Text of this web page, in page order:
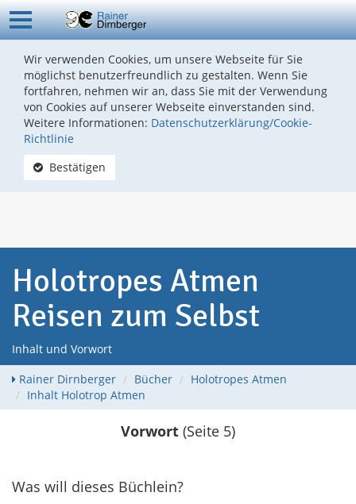
Wir verwenden Cookies, um unsere Webseite für Sie
möglichst benutzerfreundlich zu gestalten. Wenn Sie
fortfahren, nehmen wir an, dass Sie mit der Verwendung
von Cookies auf unserer Webseite einverstanden sind.
Weitere Informationen: Datenschutzerklärung/Cookie-
Richtlinie
Bestätigen
Holotropes Atmen
Reisen zum Selbst
Inhalt und Vorwort
Rainer Dirnberger
Bücher
Holotropes Atmen
Inhalt Holotrop Atmen
Vorwort (Seite 5)
Was will dieses Büchlein?